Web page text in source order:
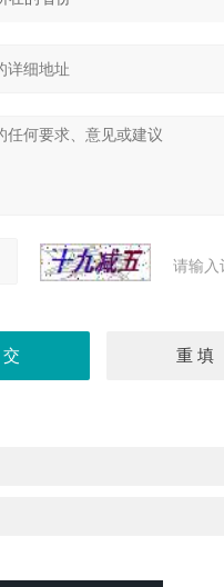
请输入